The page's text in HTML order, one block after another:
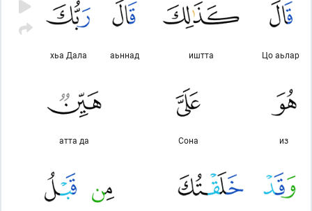
Цо аьлар
иштта
аьннад
хьа Дала
из
Сона
атта да